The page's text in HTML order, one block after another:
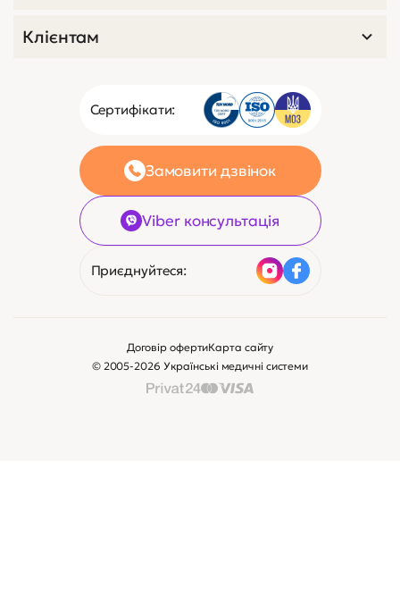
Сертифікати:
Замовити дзвінок
Viber консультація
Приєднуйтеся:
Клієнтам
© 2005-2026 Українські медичні системи
Договір офертиКарта сайту